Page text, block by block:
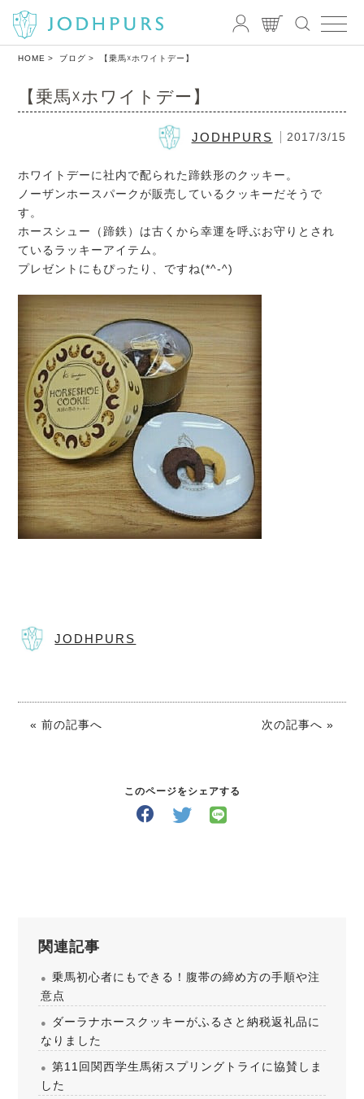
HOME ブログ 【乗馬☓ホワイトデー】
【乗馬☓ホワイトデー】
JODHPURS 2017/3/15
ホワイトデーに社内で配られた蹄鉄形のクッキー。
ノーザンホースパークが販売しているクッキーだそうで
す。
ホースシュー（蹄鉄）は古くから幸運を呼ぶお守りとされ
ているラッキーアイテム。
プレゼントにもぴったり、ですね(*^-^)
JODHPURS
« 前の記事へ 次の記事へ »
このページをシェアする
関連記事
乗馬初心者にもできる！腹帯の締め方の手順や注
意点
ダーラナホースクッキーがふるさと納税返礼品に
なりました
第11回関西学生馬術スプリングトライに協賛しま
した